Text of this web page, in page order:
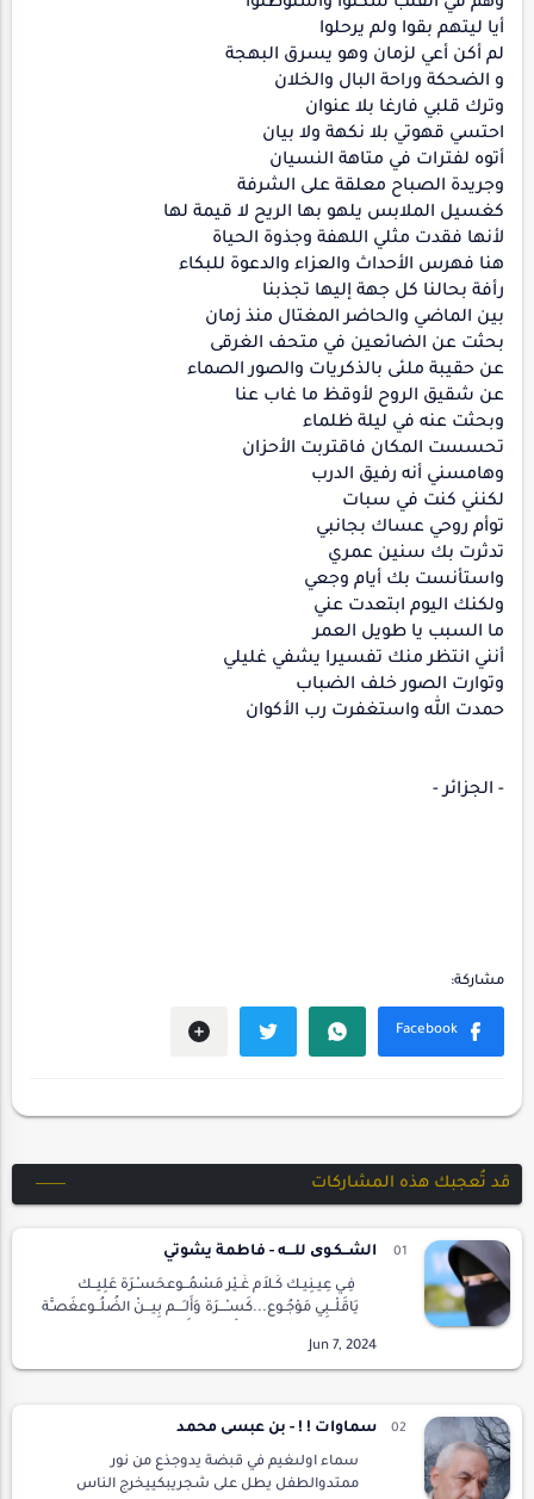
أيا ليتهم بقوا ولم يرحلوا
لم أكن أعي لزمان وهو يسرق البهجة
و الضحكة وراحة البال والخلان
وترك قلبي فارغا بلا عنوان
احتسي قهوتي بلا نكهة ولا بيان
أتوه لفترات في متاهة النسيان
وجريدة الصباح معلقة على الشرفة
كغسيل الملابس يلهو بها الريح لا قيمة لها
لأنها فقدت مثلي اللهفة وجذوة الحياة
هنا فهرس الأحداث والعزاء والدعوة للبكاء
رأفة بحالنا كل جهة إليها تجذبنا
بين الماضي والحاضر المغتال منذ زمان
بحثت عن الضائعين في متحف الغرقى
عن حقيبة ملئى بالذكريات والصور الصماء
عن شقيق الروح لأوقظ ما غاب عنا
وبحثت عنه في ليلة ظلماء
تحسست المكان فاقتربت الأحزان
وهامسني أنه رفيق الدرب
لكنني كنت في سبات
توأم روحي عساك بجانبي
تدثرت بك سنين عمري
واستأنست بك أيام وجعي
ولكنك اليوم ابتعدت عني
ما السبب يا طويل العمر
أنني انتظر منك تفسيرا يشفي غليلي
وتوارت الصور خلف الضباب
حمدت الله واستغفرت رب الأكوان
- الجزائر -
قد تُعجبك هذه المشاركات
الشــكـوی للـــه - فاطمة يشوتي
فِـي عِيـنِيـك كَـلاَم غَـيْر مَسْمُــوعحَسـْـرَة عَلِيــك
يَاقَلْــبِي مَوْجُـوع...كَسـْـــرَة وَأَلـَـــم بِيـــنْ الضُلُــوعغَصـَّة
سماوات ! ! - بن عبسى محمد
سماء اولىغيم في قبضة يدوجذع من نور
ممتدوالطفل يطل على شجريبكييخرج الناس